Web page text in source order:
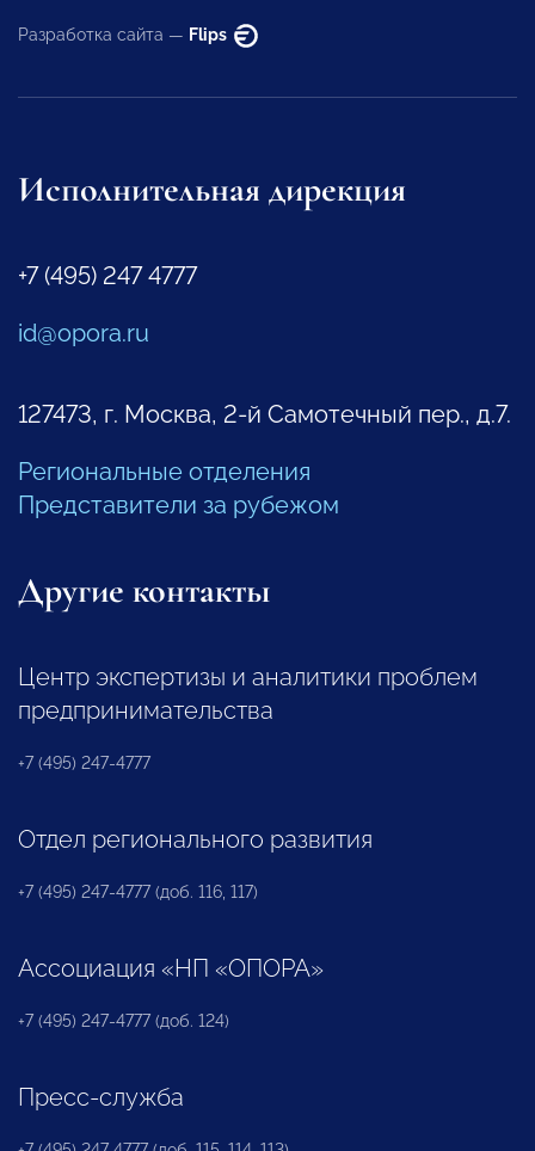
Разработка сайта — Flips
Исполнительная дирекция
+7 (495) 247 4777
id@opora.ru
127473, г. Москва, 2-й Самотечный пер., д.7.
Региональные отделения
Представители за рубежом
Другие контакты
Центр экспертизы и аналитики проблем
предпринимательства
+7 (495) 247-4777
Отдел регионального развития
+7 (495) 247-4777 (доб. 116, 117)
Ассоциация «НП «ОПОРА»
+7 (495) 247-4777 (доб. 124)
Пресс-служба